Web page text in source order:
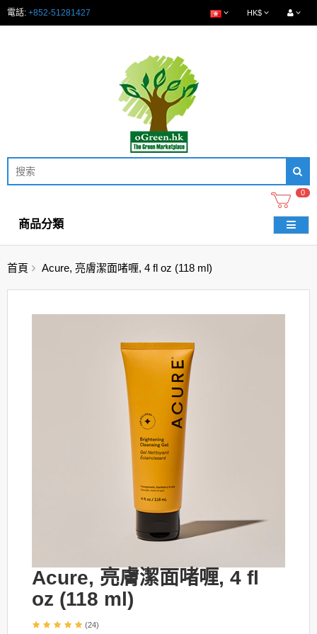
電話: +852-51281427 HK$
0
商品分類
首頁 Acure, 亮膚潔面啫喱, 4 fl oz (118 ml)
Acure, 亮膚潔面啫喱, 4 fl
oz (118 ml)
(24)